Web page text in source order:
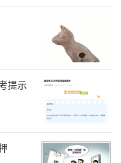
现在统一经营，都
在哪报名都一样，
后续还要继续涨
陕西全省实行计时
3500元，甚至更
提示